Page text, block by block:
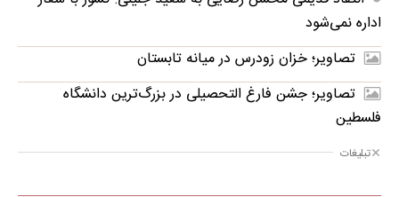
اداره نمی‌شود
تصاویر؛ خزان زودرس در میانه تابستان
تصاویر؛ جشن فارغ التحصیلی در بزرگ‌ترین دانشگاه
فلسطین
تبلیغات